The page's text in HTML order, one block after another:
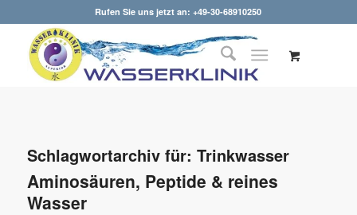
Rufen Sie uns jetzt an: +49-30-68910250
Schlagwortarchiv für: Trinkwasser
Aminosäuren, Peptide & reines
Wasser